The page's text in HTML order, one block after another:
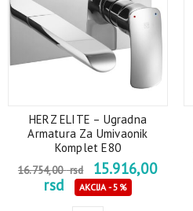
HERZ ELITE – Ugradna
Armatura Za Umivaonik
Komplet E80
16.754,00rsd
15.916,00
rsd
AKCIJA - 5%